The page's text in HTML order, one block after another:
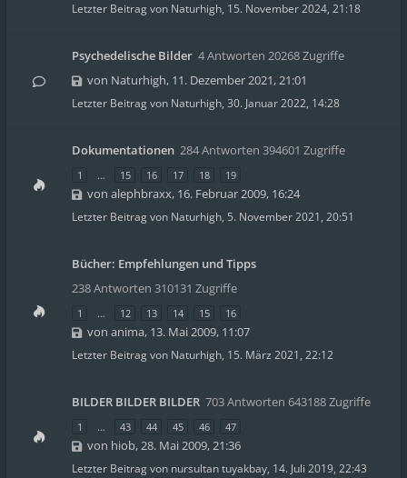
Letzter Beitrag von Naturhigh, 15. November 2024, 21:18
Psychedelische Bilder 4 Antworten 20268 Zugriffe
von Naturhigh, 11. Dezember 2021, 21:01
Letzter Beitrag von Naturhigh, 30. Januar 2022, 14:28
Dokumentationen 284 Antworten 394601 Zugriffe
1 … 15 16 17 18 19
von alephbraxx, 16. Februar 2009, 16:24
Letzter Beitrag von Naturhigh, 5. November 2021, 20:51
Bücher: Empfehlungen und Tipps
238 Antworten 310131 Zugriffe
1 … 12 13 14 15 16
von anima, 13. Mai 2009, 11:07
Letzter Beitrag von Naturhigh, 15. März 2021, 22:12
BILDER BILDER BILDER 703 Antworten 643188 Zugriffe
1 … 43 44 45 46 47
von hiob,28. Mai 2009, 21:36
Letzter Beitrag von nursultan tuyakbay, 14. Juli 2019, 22:43